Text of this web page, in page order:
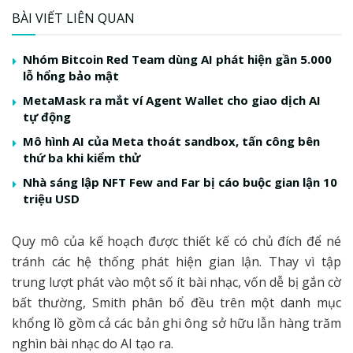
BÀI VIẾT LIÊN QUAN
Nhóm Bitcoin Red Team dùng AI phát hiện gần 5.000
lỗ hổng bảo mật
MetaMask ra mắt ví Agent Wallet cho giao dịch AI
tự động
Mô hình AI của Meta thoát sandbox, tấn công bên
thứ ba khi kiểm thử
Nhà sáng lập NFT Few and Far bị cáo buộc gian lận 10
triệu USD
Quy mô của kế hoạch được thiết kế có chủ đích để né
tránh các hệ thống phát hiện gian lận. Thay vì tập
trung lượt phát vào một số ít bài nhạc, vốn dễ bị gắn cờ
bất thường, Smith phân bổ đều trên một danh mục
khổng lồ gồm cả các bản ghi ông sở hữu lẫn hàng trăm
nghìn bài nhạc do AI tạo ra.